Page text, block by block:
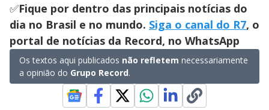
✅Fique por dentro das principais notícias do
dia no Brasil e no mundo. Siga o canal do R7, o
portal de notícias da Record, no WhatsApp
Os textos aqui publicados não refletem necessariamente
a opinião do Grupo Record.